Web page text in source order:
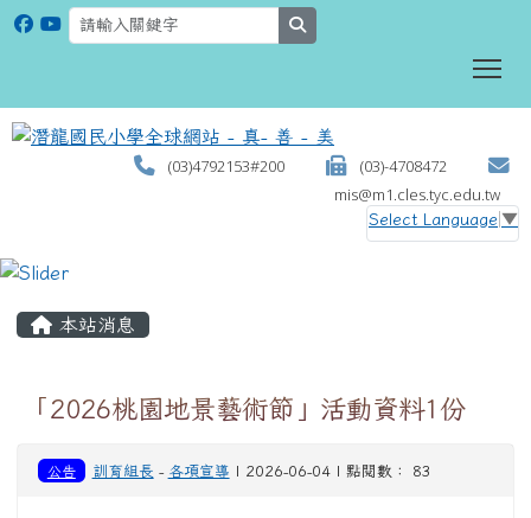
(03)4792153#200
(03)-4708472
mis@m1.cles.tyc.edu.tw
Select Language ▼
本站消息
「2026桃園地景藝術節」活動資料1份
公告 訓育組長 - 各項宣導 | 2026-06-04 | 點閱數： 83